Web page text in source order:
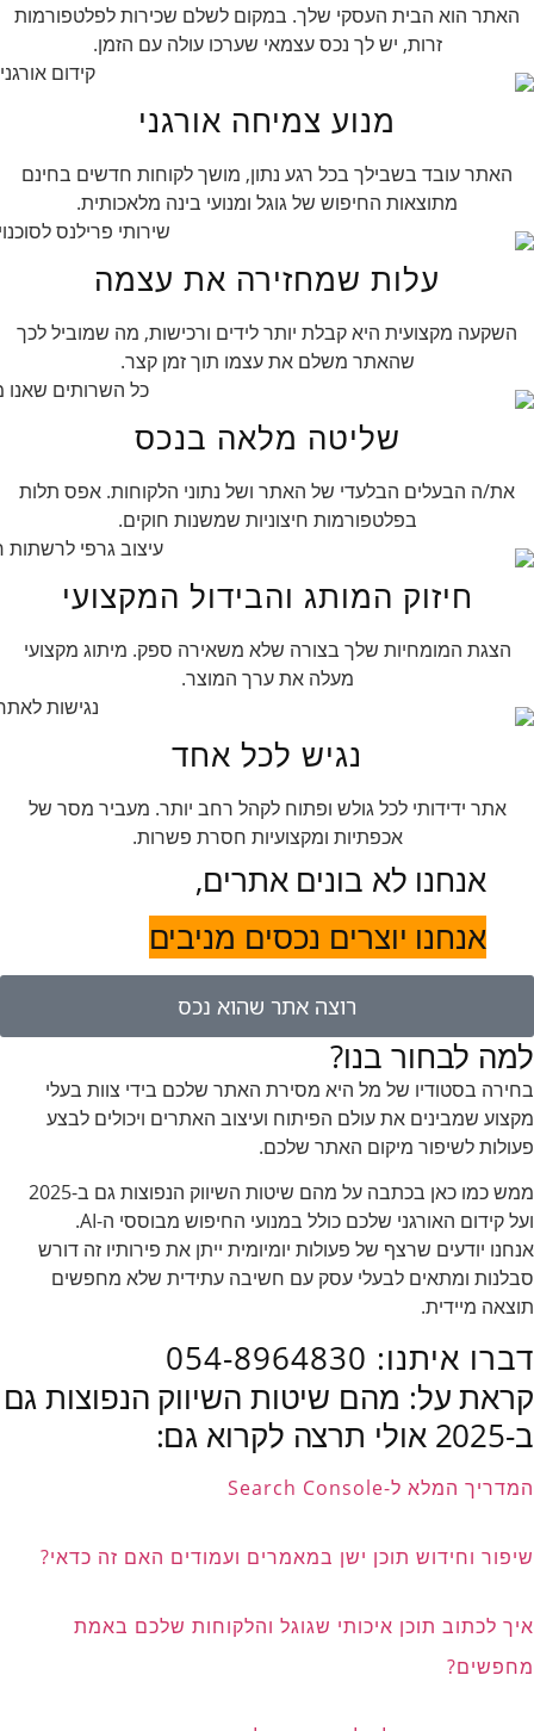
האתר הוא הבית העסקי שלך. במקום לשלם שכירות לפלטפורמות
זרות, יש לך נכס עצמאי שערכו עולה עם הזמן.
מנוע צמיחה אורגני
האתר עובד בשבילך בכל רגע נתון, מושך לקוחות חדשים בחינם
מתוצאות החיפוש של גוגל ומנועי בינה מלאכותית.
עלות שמחזירה את עצמה
השקעה מקצועית היא קבלת יותר לידים ורכישות, מה שמוביל לכך
שהאתר משלם את עצמו תוך זמן קצר.
שליטה מלאה בנכס
את/ה הבעלים הבלעדי של האתר ושל נתוני הלקוחות. אפס תלות
בפלטפורמות חיצוניות שמשנות חוקים.
חיזוק המותג והבידול המקצועי
הצגת המומחיות שלך בצורה שלא משאירה ספק. מיתוג מקצועי
מעלה את ערך המוצר.
נגיש לכל אחד
אתר ידידותי לכל גולש ופתוח לקהל רחב יותר. מעביר מסר של
אכפתיות ומקצועיות חסרת פשרות.
אנחנו לא בונים אתרים,
אנחנו יוצרים נכסים מניבים
רוצה אתר שהוא נכס
למה לבחור בנו?
בחירה בסטודיו של מל היא מסירת האתר שלכם בידי צוות בעלי
מקצוע שמבינים את עולם הפיתוח ועיצוב האתרים ויכולים לבצע
פעולות לשיפור מיקום האתר שלכם.
ממש כמו כאן בכתבה על מהם שיטות השיווק הנפוצות גם ב-2025
ועל קידום האורגני שלכם כולל במנועי החיפוש מבוססי ה-AI.
אנחנו יודעים שרצף של פעולות יומיומית ייתן את פירותיו זה דורש
סבלנות ומתאים לבעלי עסק עם חשיבה עתידית שלא מחפשים
תוצאה מיידית.
דברו איתנו: 054-8964830
קראת על: מהם שיטות השיווק הנפוצות גם
ב-2025 אולי תרצה לקרוא גם:
המדריך המלא ל-Search Console
שיפור וחידוש תוכן ישן במאמרים ועמודים האם זה כדאי?
איך לכתוב תוכן איכותי שגוגל והלקוחות שלכם באמת
מחפשים?